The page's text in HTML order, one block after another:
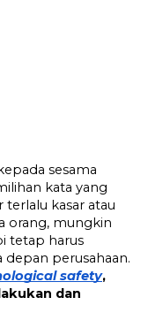
sesama
kata yang
kasar atau
orang, mungkin
tetap harus
safety,
dan